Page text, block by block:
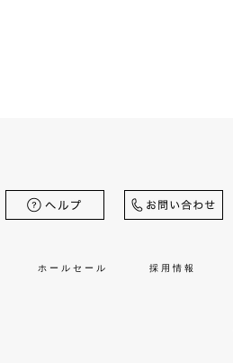
ホールセール 採用情報